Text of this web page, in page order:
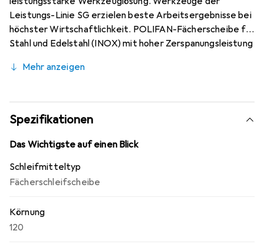
Leistungs-Linie SG erzielen beste Arbeitsergebnisse bei
höchster Wirtschaftlichkeit. POLIFAN-Fächerscheibe für
Stahl und Edelstahl (INOX) mit hoher Zerspanungsleistung
Stahl/Edelstahl.
Mehr anzeigen
Spezifikationen
Das Wichtigste auf einen Blick
Schleifmitteltyp
Fächerschleifscheibe
Körnung
120